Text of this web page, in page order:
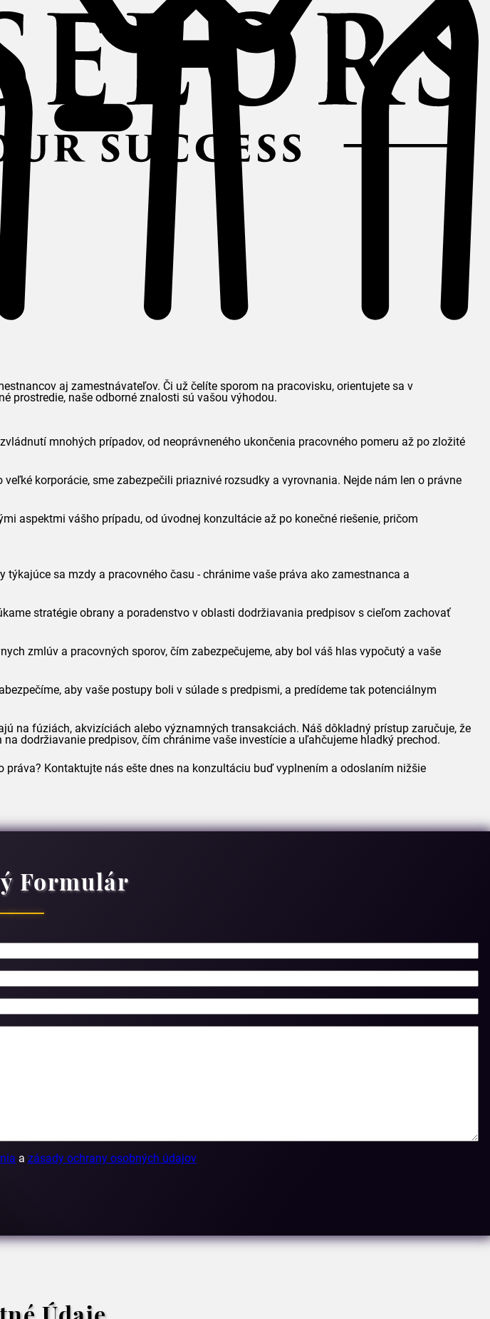
aj zamestnávateľov. Či už čelíte sporom na pracovisku, orientujete sa v
prostredie, naše odborné znalosti sú vašou výhodou.
mnohých prípadov, od neoprávneného ukončenia pracovného pomeru až po zložité
korporácie, sme zabezpečili priaznivé rozsudky a vyrovnania. Nejde nám len o právne
aspektmi vášho prípadu, od úvodnej konzultácie až po konečné riešenie, pričom
sa mzdy a pracovného času - chránime vaše práva ako zamestnanca a
stratégie obrany a poradenstvo v oblasti dodržiavania predpisov s cieľom zachovať
zmlúv a pracovných sporov, čím zabezpečujeme, aby bol váš hlas vypočutý a vaše
aby vaše postupy boli v súlade s predpismi, a predídeme tak potenciálnym
na fúziách, akvizíciách alebo významných transakciách. Náš dôkladný prístup zaručuje, že
dodržiavanie predpisov, čím chránime vaše investície a uľahčujeme hladký prechod.
Kontaktujte nás ešte dnes na konzultáciu buď vyplnením a odoslaním nižšie
Formulár
a zásady ochrany osobných údajov